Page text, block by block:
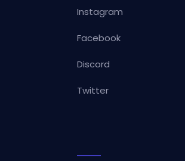
Instagram
Facebook
Discord
Twitter